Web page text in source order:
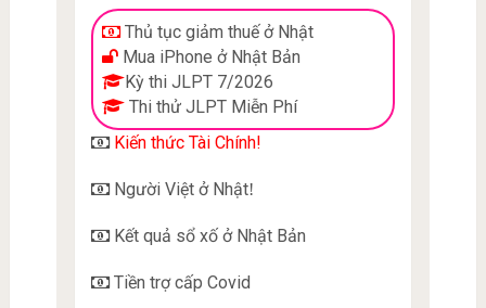
Thủ tục giảm thuế ở Nhật
Mua iPhone ở Nhật Bản
Kỳ thi JLPT 7/2026
Thi thử JLPT Miễn Phí
Kiến thức Tài Chính!
Người Việt ở Nhật!
Kết quả sổ xố ở Nhật Bản
Tiền trợ cấp Covid